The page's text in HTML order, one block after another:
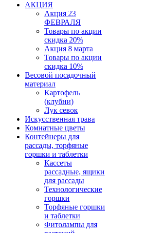
АКЦИЯ
Акция 23
ФЕВРАЛЯ
Товары по акции
скидка 20%
Акция 8 марта
Товары по акции
скидка 10%
Весовой посадочный
материал
Картофель
(клубни)
Лук севок
Искусственная трава
Комнатные цветы
Контейнеры для
рассады, торфяные
горшки и таблетки
Кассеты
рассадные, ящики
для рассады
Технологические
горшки
Торфяные горшки
и таблетки
Фитолампы для